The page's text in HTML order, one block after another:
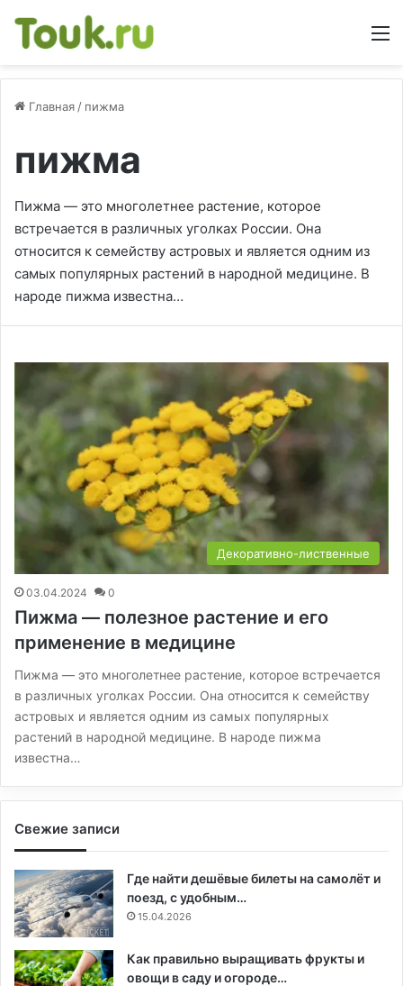
Главная / пижма
пижма
Пижма — это многолетнее растение, которое
встречается в различных уголках России. Она
относится к семейству астровых и является одним из
самых популярных растений в народной медицине. В
народе пижма известна…
Декоративно-лиственные
03.04.2024 0
Пижма — полезное растение и его
применение в медицине
Пижма — это многолетнее растение, которое встречается
в различных уголках России. Она относится к семейству
астровых и является одним из самых популярных
растений в народной медицине. В народе пижма
известна…
Свежие записи
Где найти дешёвые билеты на самолёт и
поезд, с удобным…
15.04.2026
Как правильно выращивать фрукты и
овощи в саду и огороде…